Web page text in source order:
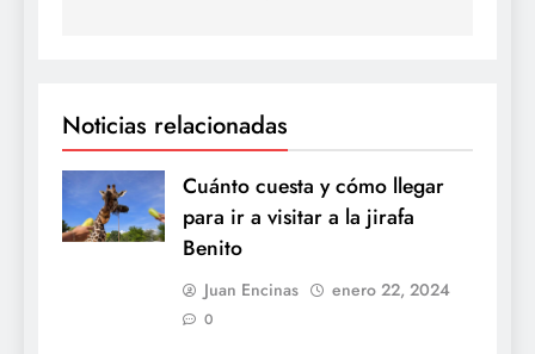
Noticias relacionadas
Cuánto cuesta y cómo llegar
para ir a visitar a la jirafa
Benito
Juan Encinas enero 22, 2024
0